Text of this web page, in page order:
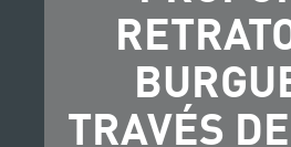
TRAVÉS